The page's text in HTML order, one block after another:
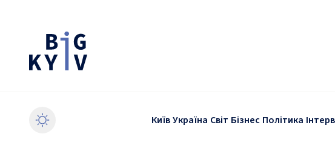
КиївУкраїна Світ Бізнес Політика